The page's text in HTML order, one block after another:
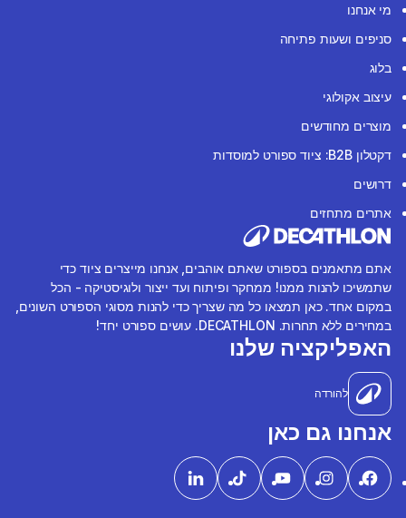
מי אנחנו
סניפים ושעות פתיחה
בלוג
עיצוב אקולוגי
מוצרים מחודשים
דקטלון B2B: ציוד ספורט למוסדות
דרושים
אתרים מתחזים
אתם מתאמנים בספורט שאתם אוהבים, אנחנו מייצרים ציוד כדי
שתמשיכו להנות ממנו! ממחקר ופיתוח ועד ייצור ולוגיסטיקה - הכל
במקום אחד. כאן תמצאו כל מה שצריך כדי להנות מסוגי הספורט השונים,
במחירים ללא תחרות. DECATHLON. עושים ספורט יחד!
האפליקציה שלנו
להורדה
אנחנו גם כאן